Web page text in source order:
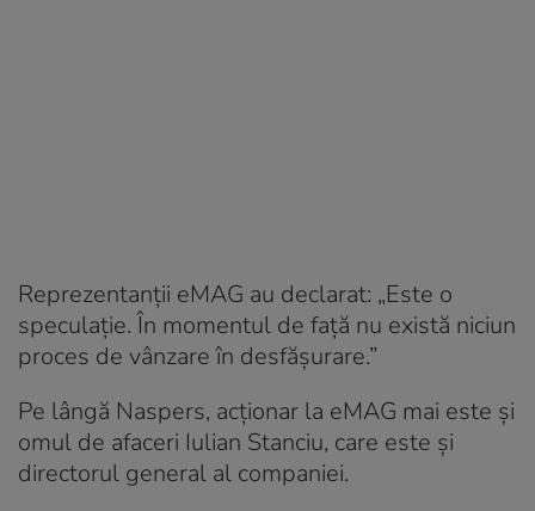
Reprezentanții eMAG au declarat: „Este o
speculaţie. În momentul de față nu există niciun
proces de vânzare în desfăşurare.”
Pe lângă Naspers, acționar la eMAG mai este și
omul de afaceri Iulian Stanciu, care este și
directorul general al companiei.